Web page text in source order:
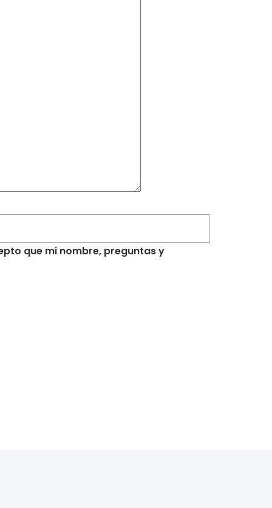
que mi nombre, preguntas y